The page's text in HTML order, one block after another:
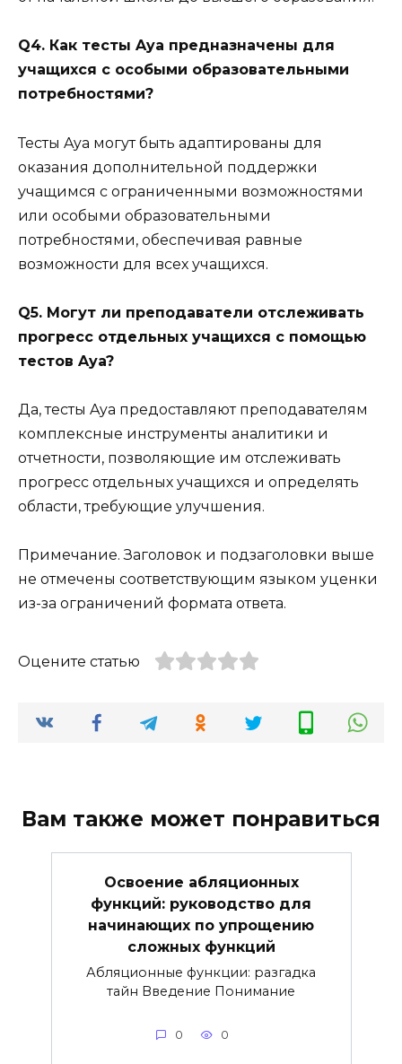
Q4. Как тесты Aya предназначены для
учащихся с особыми образовательными
потребностями?
Тесты Aya могут быть адаптированы для
оказания дополнительной поддержки
учащимся с ограниченными возможностями
или особыми образовательными
потребностями, обеспечивая равные
возможности для всех учащихся.
Q5. Могут ли преподаватели отслеживать
прогресс отдельных учащихся с помощью
тестов Aya?
Да, тесты Aya предоставляют преподавателям
комплексные инструменты аналитики и
отчетности, позволяющие им отслеживать
прогресс отдельных учащихся и определять
области, требующие улучшения.
Примечание. Заголовок и подзаголовки выше
не отмечены соответствующим языком уценки
из-за ограничений формата ответа.
Оцените статью
Вам также может понравиться
Освоение абляционных
функций: руководство для
начинающих по упрощению
сложных функций
Абляционные функции: разгадка
тайн Введение Понимание
0 0